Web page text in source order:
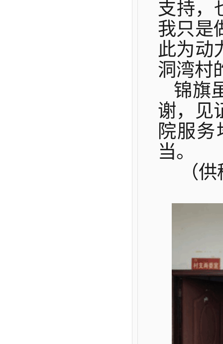
支持，
我只是
此为动
洞湾村
锦旗
谢，见
院服
当。
（